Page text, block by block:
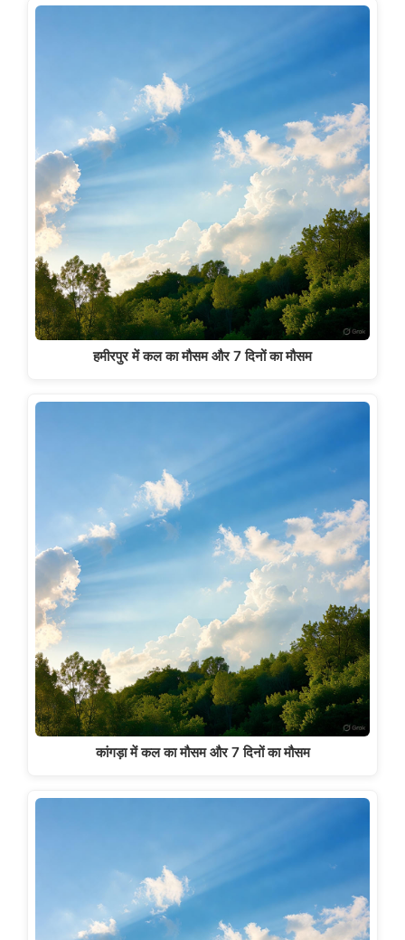
हमीरपुर में कल का मौसम और 7 दिनों का मौसम
कांगड़ा में कल का मौसम और 7 दिनों का मौसम